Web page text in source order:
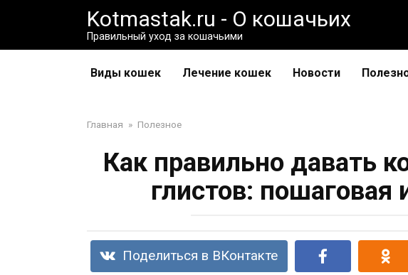
Kotmastak.ru - О кошачьих
Правильный уход за кошачьими
Виды кошек Лечение кошек Новости
Главная » Полезное
Как правильно давать
глистов: пошаговая
Поделиться в ВКонтакте